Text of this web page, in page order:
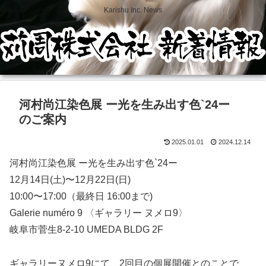
Karishu Inc. News
河村尚江染色展 ー光を生み出す色`24ー
のご案内
2025.01.01 2024.12.14
河村尚江染色展 ー光を生み出す色`24ー
12月14日(土)〜12月22日(日)
10:00〜17:00（最終日 16:00まで)
Galerie numéro 9 〈ギャラリー ヌメロ9〉
岐阜市菅生8-2-10 UMEDA BLDG 2F
ギャラリーヌメロ9にて、2回目の個展開催とのことで